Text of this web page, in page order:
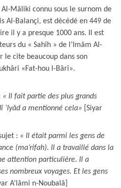
Al-Mâliki connu sous le surnom de
Al-Balançi, est décédé en 449 de
du « Sahîh » de l’Imâm Al-
le cite beaucoup dans son
«Fat-hou l-Bârî».
« Il fait partie des plus grands
‘Iyâd a mentionné cela» [Siyar
: « Il était parmi les gens de
(ma’rifah). Il a travaillé dans la
attention particulière. Il a
nombreux voyages. Et les gens
A’lâmi n-Noubalâ]